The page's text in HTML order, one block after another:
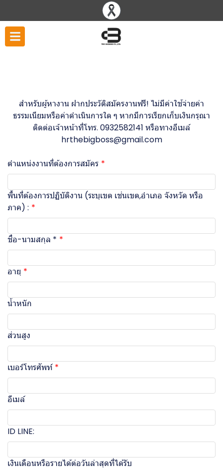
สำหรับผู้หางาน ฝากประวัติสมัครงานฟรี! ไม่มีค่าใช้จ่ายค่า
ธรรมเนียมหรือค่าดำเนินการใด ๆ หากมีการเรียกเก็บเงินกรุณา
ติดต่อเจ้าหน้าที่โทร. 0932582141 หรือทางอีเมล์
hrthebigboss@gmail.com
ตำแหน่งงานที่ต้องการสมัคร
พื้นที่ต้องการปฏิบัติงาน (ระบุเขต เช่นเขต,อำเภอ จังหวัด หรือ
ภาค) :
ชื่อ-นามสกุล *
อายุ
น้ำหนัก
ส่วนสูง
เบอร์โทรศัพท์
อีเมล์
ID LINE:
เงินเดือนหรือรายได้ต่อวันล่าสุดที่ได้รับ